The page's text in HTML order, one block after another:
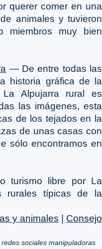
querer comer en una
animales y tuvieron
miembros muy bien
― De entre todas las
historia gráfica de la
Alpujarra rural es
las imágenes, esta
de los tejados en la
de unas casas con
sólo encontramos en
turismo libre por La
rurales típicas de la
y animales Consejo
sociales manipuladoras